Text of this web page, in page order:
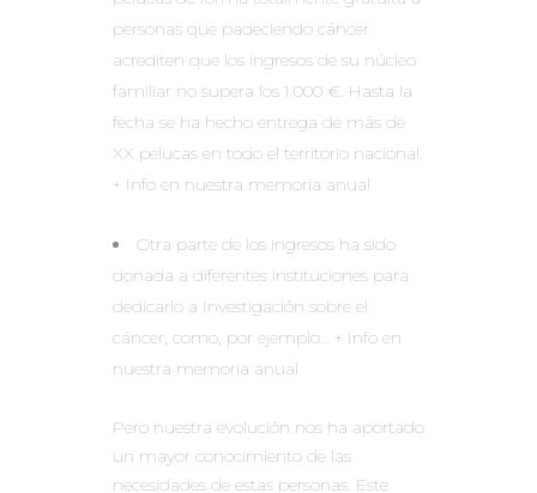
personas que padeciendo cáncer
acrediten que los ingresos de su núcleo
familiar no supera los 1.000 €. Hasta la
fecha se ha hecho entrega de más de
XX pelucas en todo el territorio nacional.
+ Info en nuestra memoria anual
Otra parte de los ingresos ha sido
donada a diferentes instituciones para
dedicarlo a Investigación sobre el
cáncer, como, por ejemplo… + Info en
nuestra memoria anual
Pero nuestra evolución nos ha aportado
un mayor conocimiento de las
necesidades de estas personas. Este